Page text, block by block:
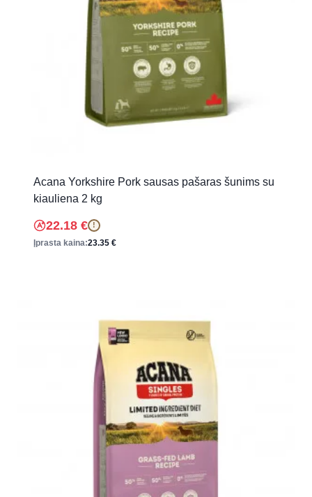
Acana Yorkshire Pork sausas pašaras šunims su
kiauliena 2 kg
22.18 € !
Įprasta kaina:23.35 €